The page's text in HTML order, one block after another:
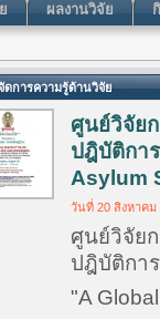
ผลงานวิจัย
ดการความรู้ด้านวิจัย
ศูนย์วิจัย
ปฎิบัติกา
Asylum
วันที่ 20 สิงหาคม
ศูนย์วิจัย
ปฎิบัติกา
"A